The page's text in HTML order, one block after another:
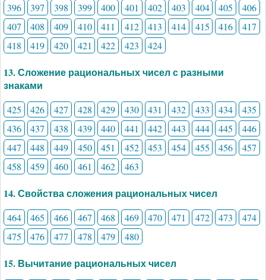
396 397 398 399 400 401 402 403 404 405
406
407
408 409 410 411 412 413 414 415 416
417
418
419 420 421 422 423 424
13. Сложение рациональных чисел с разными
знаками
425 426 427 428 429 430 431 432 433 434
435
436
437 438 439 440 441 442 443 444 445
446
447
448 449 450 451 452 453 454 455 456
457
458
459 460 461 462 463
14. Свойства сложения рациональных чисел
464 465 466 467 468 469 470 471 472 473
474
475
476 477 478 479 480
15. Вычитание рациональных чисел